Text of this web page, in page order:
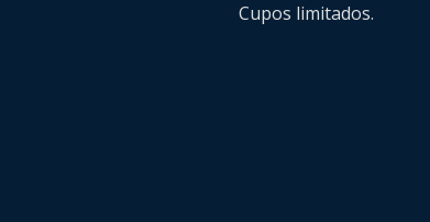
Cupos limitados.